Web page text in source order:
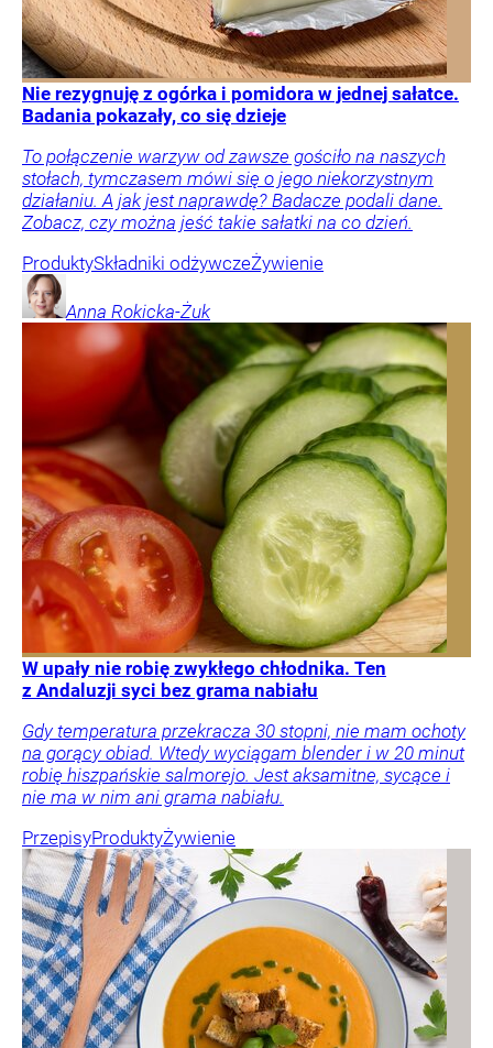
Nie rezygnuję z ogórka i pomidora w jednej sałatce.
Badania pokazały, co się dzieje
To połączenie warzyw od zawsze gościło na naszych
stołach, tymczasem mówi się o jego niekorzystnym
działaniu. A jak jest naprawdę? Badacze podali dane.
Zobacz, czy można jeść takie sałatki na co dzień.
ProduktySkładniki odżywczeŻywienie
Anna Rokicka-Żuk
W upały nie robię zwykłego chłodnika. Ten
z Andaluzji syci bez grama nabiału
Gdy temperatura przekracza 30 stopni, nie mam ochoty
na gorący obiad. Wtedy wyciągam blender i w 20 minut
robię hiszpańskie salmorejo. Jest aksamitne, sycące i
nie ma w nim ani grama nabiału.
PrzepisyProduktyŻywienie